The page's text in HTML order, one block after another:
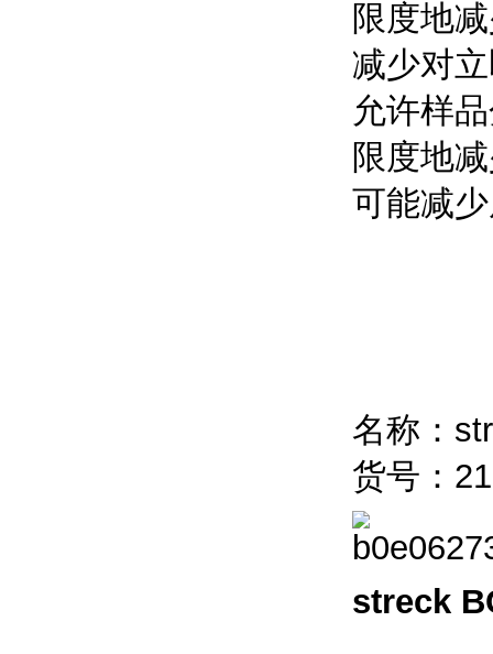
限度地
减少对
允许样
限度地
可能减
名称：
货号：
streck